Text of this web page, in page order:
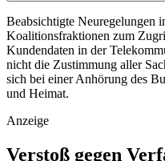
Beabsichtigte Neuregelungen
Koalitionsfraktionen zum
Kundendaten in der
nicht die Zustimmung aller
sich bei einer Anhörung des
und Heimat.
Anzeige
Verstoß gegen